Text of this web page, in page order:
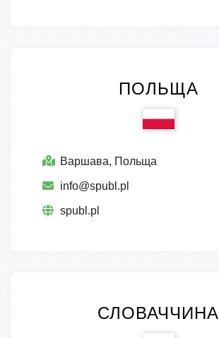
ПОЛЬЩА
Варшава, Польща
info@spubl.pl
spubl.pl
СЛОВАЧЧИНА